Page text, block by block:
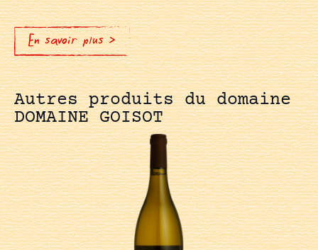
En savoir plus >
Autres produits du domaine
DOMAINE GOISOT